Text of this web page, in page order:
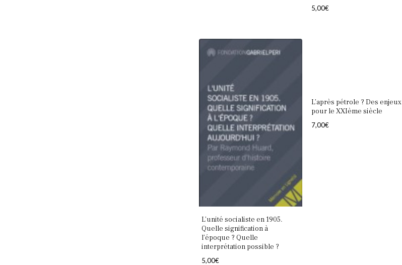
5,00€
L’unité socialiste en 1905.
Quelle signification à
l’époque ? Quelle
interprétation possible ?
5,00€
L’après pétrole ? Des enjeux
pour le XXIème siècle
7,00€